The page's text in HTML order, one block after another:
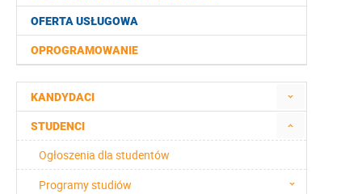
OFERTA USŁUGOWA
OPROGRAMOWANIE
KANDYDACI
STUDENCI
Ogłoszenia dla studentów
Programy studiów